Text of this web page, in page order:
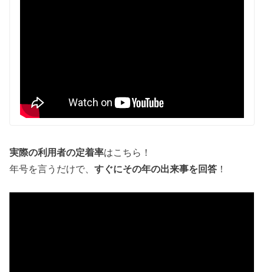
実際の利用者の定着率はこちら！
年号を言うだけで、すぐにその年の出来事を回答 ！